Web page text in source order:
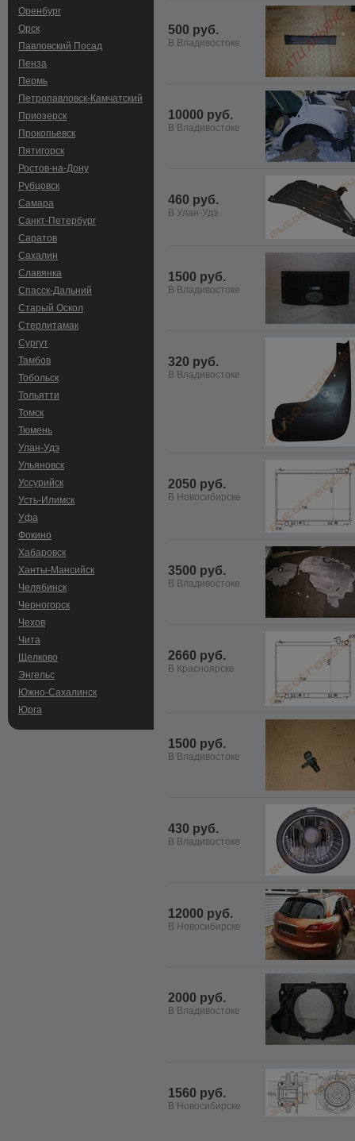
Оренбург
Орск
Павловский Посад
Пенза
Пермь
Петропавловск-Камчатский
Приозерск
Прокопьевск
Пятигорск
Ростов-на-Дону
Рубцовск
Самара
Санкт-Петербург
Саратов
Сахалин
Славянка
Спасск-Дальний
Старый Оскол
Стерлитамак
Сургут
Тамбов
Тобольск
Тольятти
Томск
Тюмень
Улан-Удэ
Ульяновск
Уссурийск
Усть-Илимск
Уфа
Фокино
Хабаровск
Ханты-Мансийск
Челябинск
Черногорск
Чехов
Чита
Щелково
Энгельс
Южно-Сахалинск
Юрга
500 руб.
В Владивостоке
10000 руб.
В Владивостоке
460 руб.
В Улан-Удэ
1500 руб.
В Владивостоке
320 руб.
В Владивостоке
2050 руб.
В Новосибирске
3500 руб.
В Владивостоке
2660 руб.
В Красноярске
1500 руб.
В Владивостоке
430 руб.
В Владивостоке
12000 руб.
В Новосибирске
2000 руб.
В Владивостоке
1560 руб.
В Новосибирске